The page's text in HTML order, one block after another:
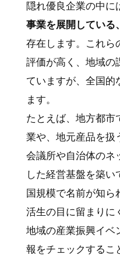
隠れ優良企業の中に
事業を展開している
存在します。これら
評価が高く、地域の
ていますが、全国的
ます。
たとえば、地方都市
業や、地元産品を扱
会議所や自治体のネ
した経営基盤を築い
国規模で名前が知
活生の目に留まりに
地域の産業振興イベ
報をチェックするこ